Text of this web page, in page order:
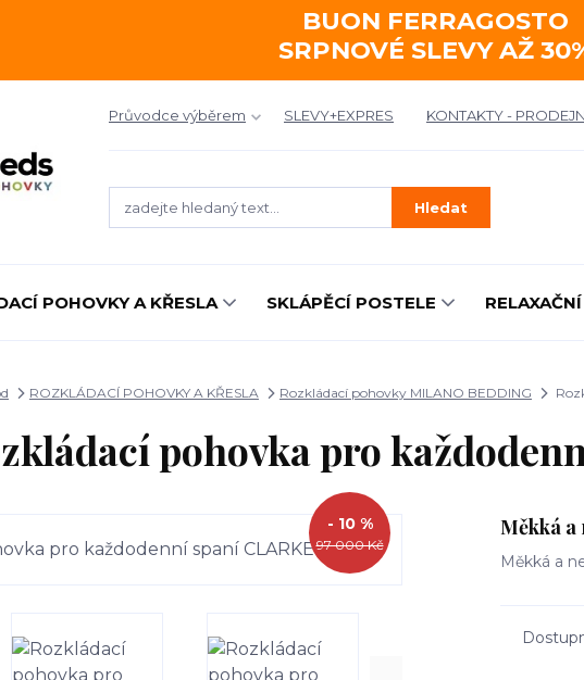
BUON FERRAGOSTO
SRPNOVÉ SLEVY AŽ
Průvodce výběrem SLEVY+EXPRES KONTAKTY -
Hledat
POHOVKY A KŘESLA SKLÁPĚCÍ POSTELE
ROZKLÁDACÍ POHOVKY A KŘESLA Rozkládací pohovky MILANO BEDDING
pohovka pro
97 000 Kč
- 10 % Měkká
Měkká a